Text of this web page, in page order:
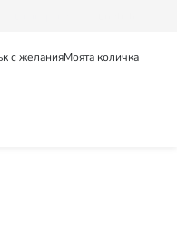
с желанияМоята количка